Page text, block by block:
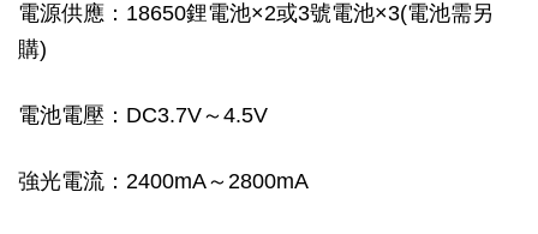
電源供應：18650鋰電池×2或3號電池×3(電池需另
購)
電池電壓：DC3.7V～4.5V
強光電流：2400mA～2800mA